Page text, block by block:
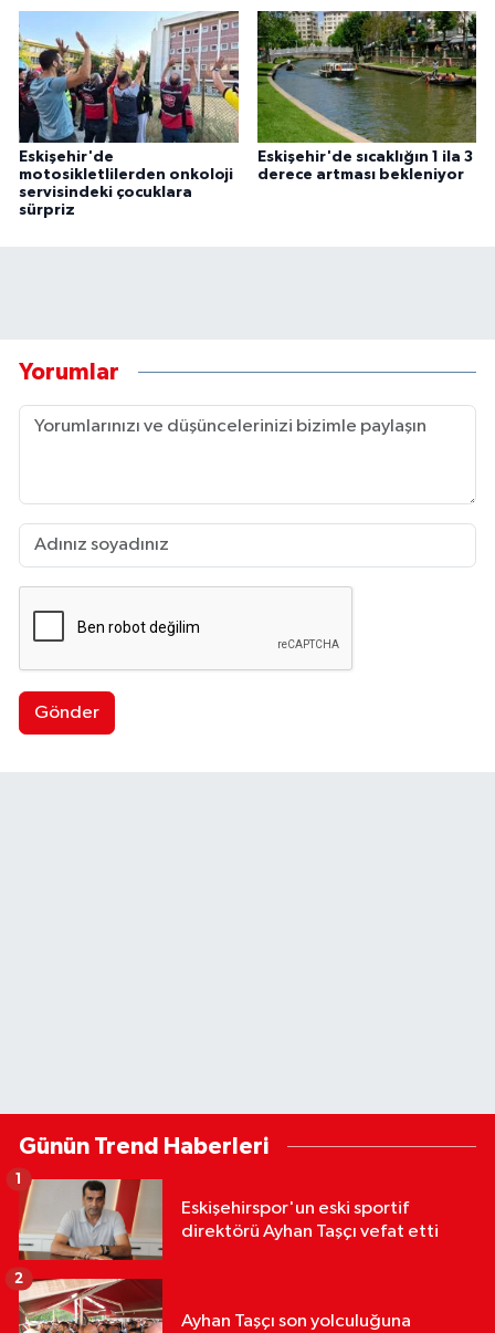
Eskişehir'de
motosikletlilerden onkoloji
servisindeki çocuklara
sürpriz
Eskişehir'de sıcaklığın 1 ila 3
derece artması bekleniyor
Yorumlar
Gönder
Günün Trend Haberleri
Eskişehirspor'un eski sportif
direktörü Ayhan Taşçı vefat etti
1
Ayhan Taşçı son yolculuğuna
2